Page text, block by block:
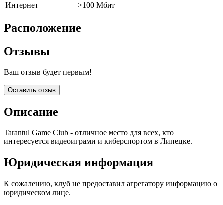
Интернет
>100 Мбит
Расположение
Отзывы
Ваш отзыв будет первым!
Оставить отзыв
Описание
Tarantul Game Club - отличное место для всех, кто
интересуется видеоиграми и киберспортом в Липецке.
Юридическая информация
К сожалению, клуб не предоставил агрегатору информацию о
юридическом лице.